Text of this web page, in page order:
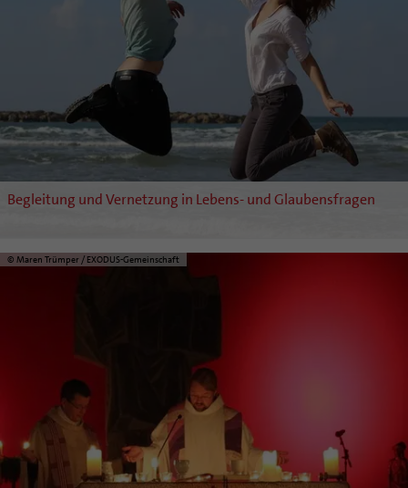
Begleitung und Vernetzung in Lebens- und Glaubensfragen
© Maren Trümper / EXODUS-Gemeinschaft